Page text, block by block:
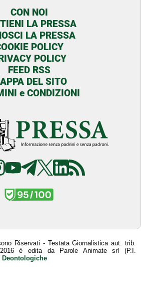
CON NOI
LA PRESSA
LA PRESSA
POLICY
POLICY
FEED RSS
DEL SITO
e CONDIZIONI
Riservati - Testata Giornalistica aut. trib.
è edita da Parole Animate srl (P.I.
Deontologiche